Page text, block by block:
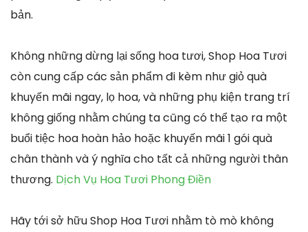
bản.
Không những dừng lại sống hoa tươi, Shop Hoa Tươi
còn cung cấp các sản phẩm đi kèm như giỏ quà
khuyến mãi ngay, lọ hoa, và những phụ kiện trang trí
không giống nhằm chúng ta cũng có thể tạo ra một
buổi tiệc hoa hoàn hảo hoặc khuyến mãi 1 gói quà
chân thành và ý nghĩa cho tất cả những người thân
thương. Dịch Vụ Hoa Tươi Phong Điền
Hãy tới sở hữu Shop Hoa Tươi nhằm tò mò không